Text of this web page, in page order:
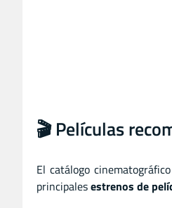
🎬 Películas
El catálogo
principalesestrenos de